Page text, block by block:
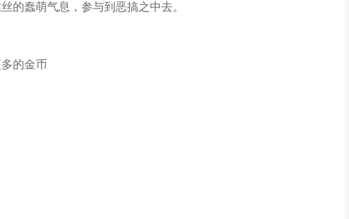
的蠢萌气息，参与到恶搞之中去。
的金币